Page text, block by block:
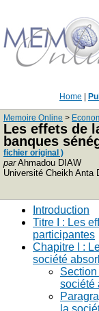
Home
Memoire Online >
Les effets de
banques
fichier original )
parAhmadou DIAW
Université Cheikh Anta
Introduction
Titre I : Les
participantes
Chapitre I :
société
société
la